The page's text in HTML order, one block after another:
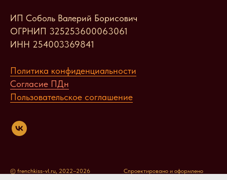
ИП Соболь Валерий Борисович
ОГРНИП 325253600063061
ИНН 254003369841
Политика конфиденциальности
Согласие ПДн
Пользовательское соглашение
© frenchkiss-vl.ru, 2022–2026
Спроектировано и оформлено